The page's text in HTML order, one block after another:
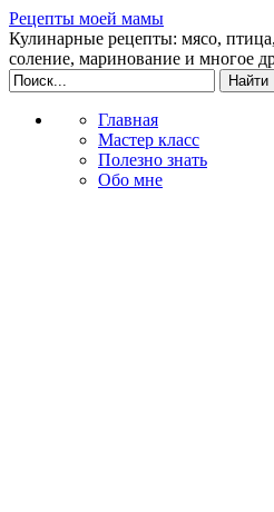
Рецепты моей мамы
Кулинарные рецепты: мясо,
соление, маринование и многое
Главная
Мастер класс
Полезно знать
Обо мне